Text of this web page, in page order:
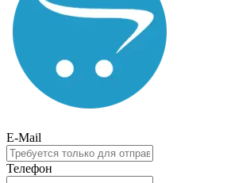
E-Mail
Телефон